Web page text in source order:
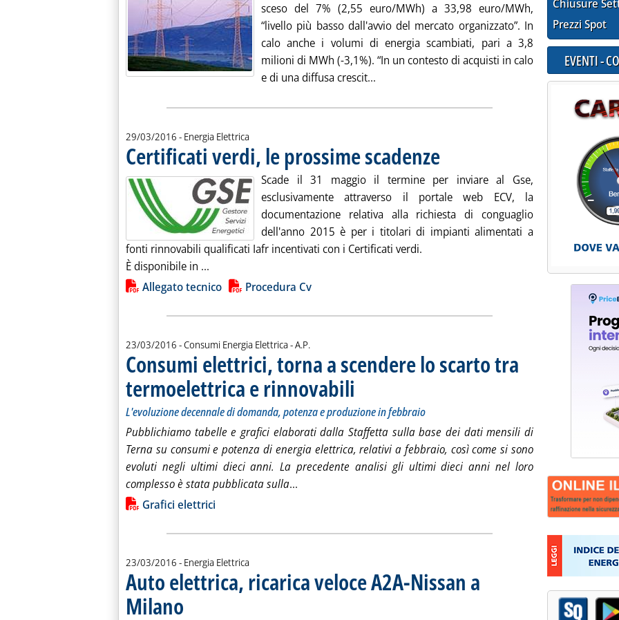
sceso del 7% (2,55 euro/MWh) a 33,98 euro/MWh,
“livello più basso dall'avvio del mercato organizzato”. In
calo anche i volumi di energia scambiati, pari a 3,8
milioni di MWh (-3,1%). “In un contesto di acquisti in calo
e di una diffusa crescit... Leggi tutta la notizia: 'Borsa elettrica, nuovo
29/03/2016 - Energia Elettrica
Certificati verdi, le prossime scadenze . Pubblicata martedì 29 marzo 2016 alle 9.44.
Scade il 31 maggio il termine per inviare al Gse,
esclusivamente attraverso il portale web ECV, la
documentazione relativa alla richiesta di conguaglio
dell'anno 2015 è per i titolari di impianti alimentati a
fonti rinnovabili qualificati Iafr incentivati con i Certificati verdi.
È disponibile in ...
Lista allegati PDF alla notizia
Allegato tecnico Procedura Cv
23/03/2016 - Consumi Energia Elettrica -di:
A.P.
Consumi elettrici, torna a scendere lo scarto tra
termoelettrica e rinnovabili
L'evoluzione decennale di domanda, potenza e produzione in febbraio
Pubblichiamo tabelle e grafici elaborati dalla Staffetta sulla base dei dati mensili di
Terna su consumi e potenza di energia elettrica, relativi a febbraio, così come si sono
evoluti negli ultimi dieci anni. La precedente analisi gli ultimi dieci anni nel loro
complesso è stata pubblicata sulla... Leggi tutta la notizia: 'Consumi elettrici, torna a scendere lo
Lista allegati PDF alla notizia
Grafici elettrici
23/03/2016 - Energia Elettrica
Auto elettrica, ricarica veloce A2A-Nissan a
Milano
Chiusure
Prezzi Spot
EVENTI -